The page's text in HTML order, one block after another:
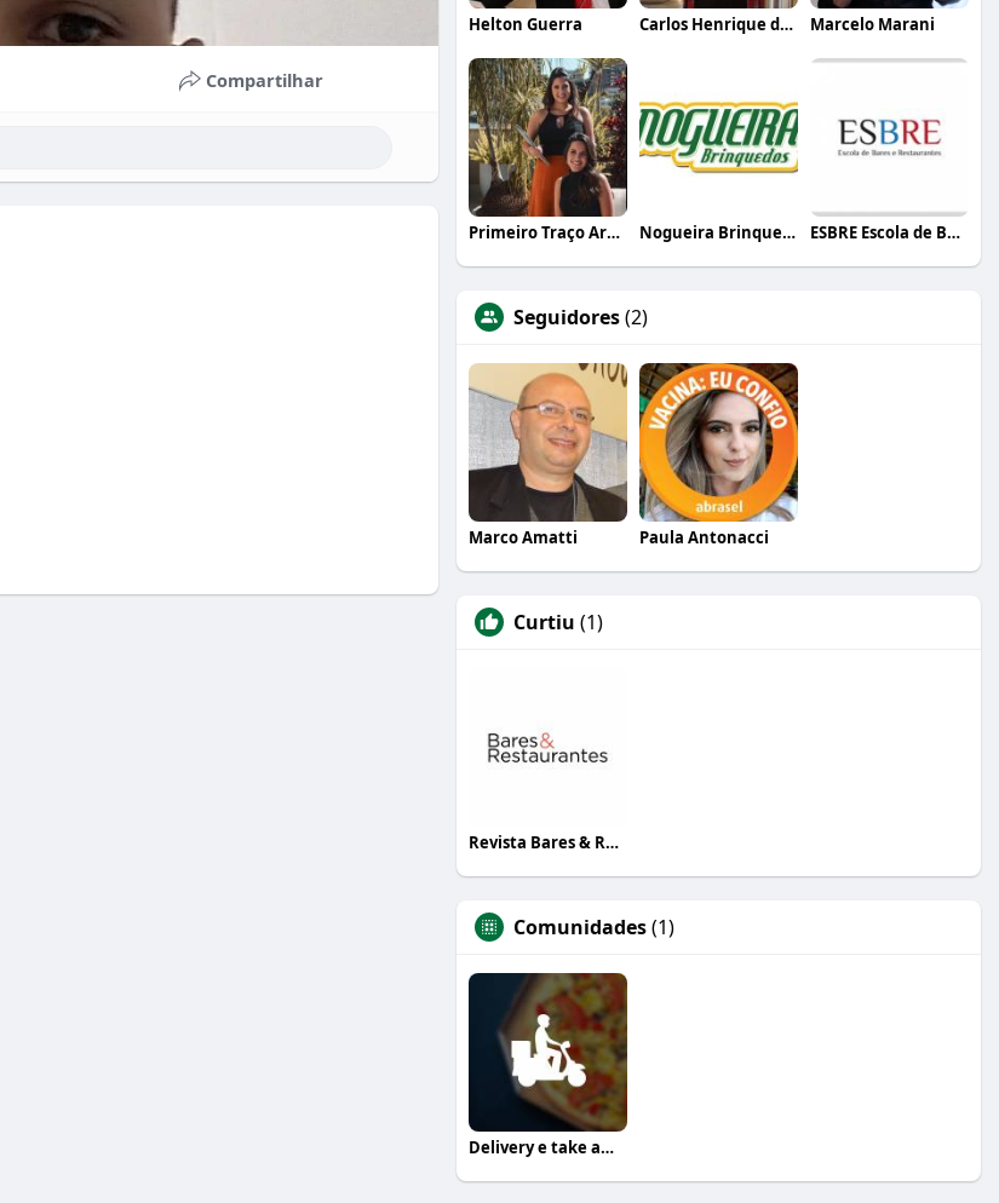
Compartilhar
Helton Guerra Carlos Henrique de Faria Vasconcelos Marcelo Marani
Primeiro Traço Arquitetura Nogueira Brinquedos ESBRE Escola de Bares e Restaurantes
Seguidores(2)
Marco Amatti Paula Antonacci
Curtiu (1)
Revista Bares & Restaurantes
Comunidades(1)
Delivery e take away